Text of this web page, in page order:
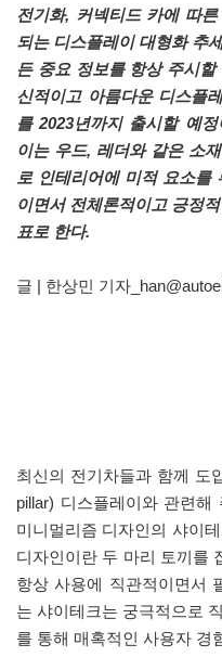
전기화, 커넥티드 카에 따
되는 디스플레이 대형화 추
든 중요 정보를 항상 주시
신적이고 아름다운 디스플
를 2023년까지 출시할 예
이는 우드, 레더와 같은 소
로 인테리어에 미적 요소를
이면서 전체론적이고 긍정
표로 한다.
글 | 한상민 기자
최신의 전기차들과 함께 도
pillar) 디스플레이와 관련
미니멀리즘 디자인의 샤이
디자인이란 두 마리 토끼를
항상 사용에 직관적이면서
는 샤이테크는 궁극적으로
를 통해 매혹적인 사용자 경